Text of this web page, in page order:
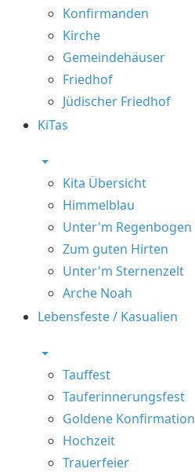
Konfirmanden
Kirche
Gemeindehäuser
Friedhof
Jüdischer Friedhof
KiTas
Kita Übersicht
Himmelblau
Unter'm Regenbogen
Zum guten Hirten
Unter'm Sternenzelt
Arche Noah
Lebensfeste / Kasualien
Tauffest
Tauferinnerungsfest
Goldene Konfirmation
Hochzeit
Trauerfeier